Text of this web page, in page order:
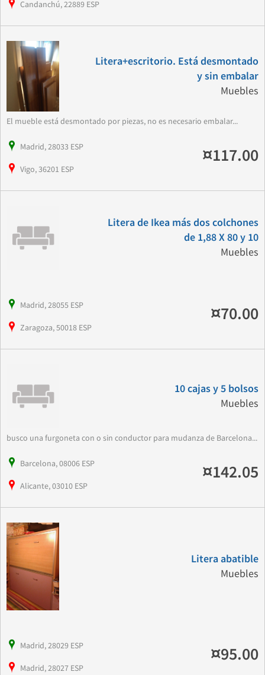
Candanchú, 22889 ESP
Litera+escritorio. Está desmontado
y sin embalar
Muebles
El mueble está desmontado por piezas, no es necesario embalar...
Madrid, 28033 ESP
Vigo, 36201 ESP
¤117.00
Litera de Ikea más dos colchones
de 1,88 X 80 y 10
Muebles
Madrid, 28055 ESP
Zaragoza, 50018 ESP
¤70.00
10 cajas y 5 bolsos
Muebles
busco una furgoneta con o sin conductor para mudanza de Barcelona...
Barcelona, 08006 ESP
Alicante, 03010 ESP
¤142.05
Litera abatible
Muebles
Madrid, 28029 ESP
Madrid, 28027 ESP
¤95.00